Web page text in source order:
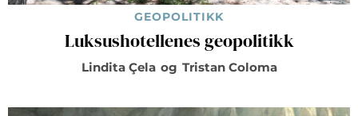
GEOPOLITIKK
Luksushotellenes geopolitikk
Lindita Çela og Tristan Coloma